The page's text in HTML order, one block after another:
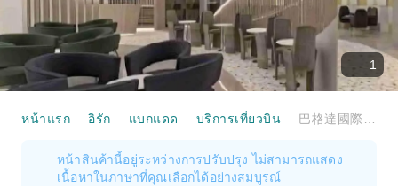
1
หน้าแรก อิรัก แบกแดด บริการเที่ยวบิน
หน้าสินค้านี้อยู่ระหว่างการปรับปรุง ไม่สามารถแสดง
เนื้อหาในภาษาที่คุณเลือกได้อย่างสมบูรณ์